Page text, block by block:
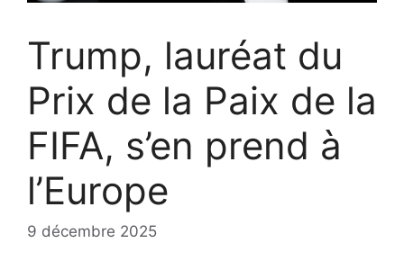
Trump, lauréat du
Prix de la Paix de la
FIFA, s’en prend à
l’Europe
9 décembre 2025